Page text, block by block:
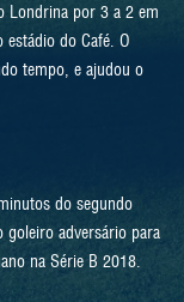
Londrina por 3 a 2 em
do Café. O
tempo, e ajudou o
do segundo
goleiro adversário para
na Série B 2018.